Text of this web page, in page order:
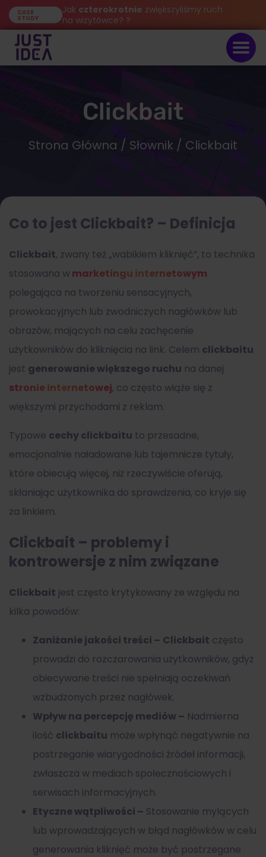
CASE
STUDY
Jak czterokrotnie zwiększyliśmy ruch
na wizytówce? ?
Clickbait
Strona Główna / Słownik / Clickbait
Co to jest Clickbait? – Definicja
Clickbait, zwany też „wabikiem kliknięć”, to technika
stosowana w marketingu internetowym
polegająca na tworzeniu sensacyjnych,
prowokacyjnych lub zwodniczych nagłówków lub
obrazów, mających na celu zachęcenie
użytkowników do kliknięcia na link. Celem clickbaitu
jest generowanie większego ruchu na danej
stronie internetowej, co często wiąże się z
większymi przychodami z reklam.
Typowe cechy clickbaitu to przesadne,
emocjonalnie naładowane lub tajemnicze tytuły,
które obiecują więcej, niż rzeczywiście oferują,
skłaniając użytkownika do sprawdzenia, co kryje się
za linkiem.
Clickbait – problemy i
kontrowersje z nim związane
Clickbait jest często krytykowany ze względu na
kilka powodów:
Zaniżanie jakości treści – Clickbait często
prowadzi do rozczarowania użytkowników, gdyż
obiecywane treści nie spełniają oczekiwań
wzbudzonych przez nagłówek.
Wpływ na percepcję mediów – Nadmierna
ilość clickbaitu może wpłynąć negatywnie na
postrzeganie wiarygodności źródeł informacji,
zwłaszcza w mediach społecznościowych i
serwisach informacyjnych.
Etyczne wątpliwości – Stosowanie mylących
lub wprowadzających w błąd nagłówków w celu
generowania kliknięć może być postrzegane